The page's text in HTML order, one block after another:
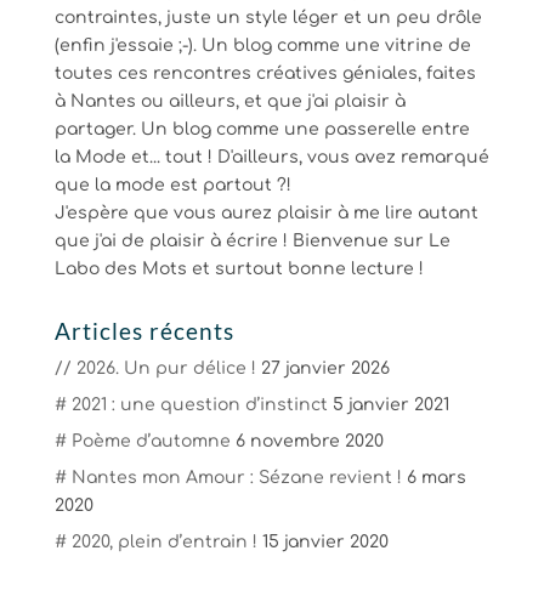
contraintes, juste un style léger et un peu drôle
(enfin j'essaie ;-). Un blog comme une vitrine de
toutes ces rencontres créatives géniales, faites
à Nantes ou ailleurs, et que j'ai plaisir à
partager. Un blog comme une passerelle entre
la Mode et... tout ! D'ailleurs, vous avez remarqué
que la mode est partout ?!
J'espère que vous aurez plaisir à me lire autant
que j'ai de plaisir à écrire ! Bienvenue sur Le
Labo des Mots et surtout bonne lecture !
Articles récents
// 2026. Un pur délice ! 27 janvier 2026
# 2021 : une question d’instinct 5 janvier 2021
# Poème d’automne 6 novembre 2020
# Nantes mon Amour : Sézane revient ! 6 mars
2020
# 2020, plein d’entrain ! 15 janvier 2020